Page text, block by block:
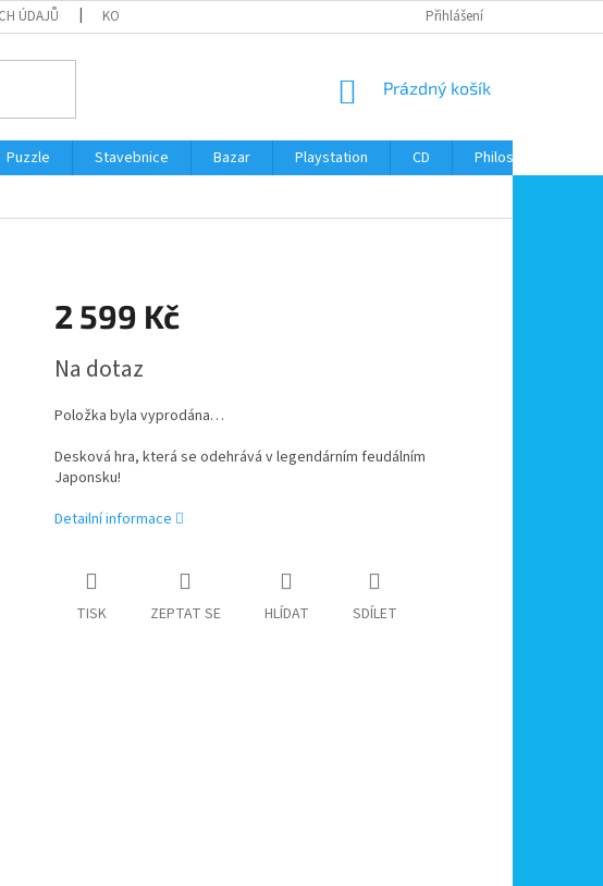
ÚDAJŮ KONTAKTY Přihlášení
NÁKUPNÍ
Prázdný košík
Puzzle Stavebnice Bazar Playstation CD Philos
2 599 Kč
cena:
Na dotaz
Položka byla vyprodána…
Desková hra, která se odehrává v legendárním feudálním
Japonsku!
Detailní informace
TISK ZEPTAT SE HLÍDAT SDÍLET